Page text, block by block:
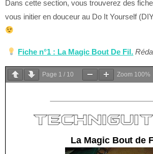
Dans cette section, vous trouverez des
vous initier en douceur au Do It Yourself
Fiche n°1 : La Magic Bout De Fil.
Page 1 / 10 Zoom 100%